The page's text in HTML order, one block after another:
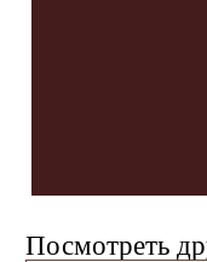
Посмотреть